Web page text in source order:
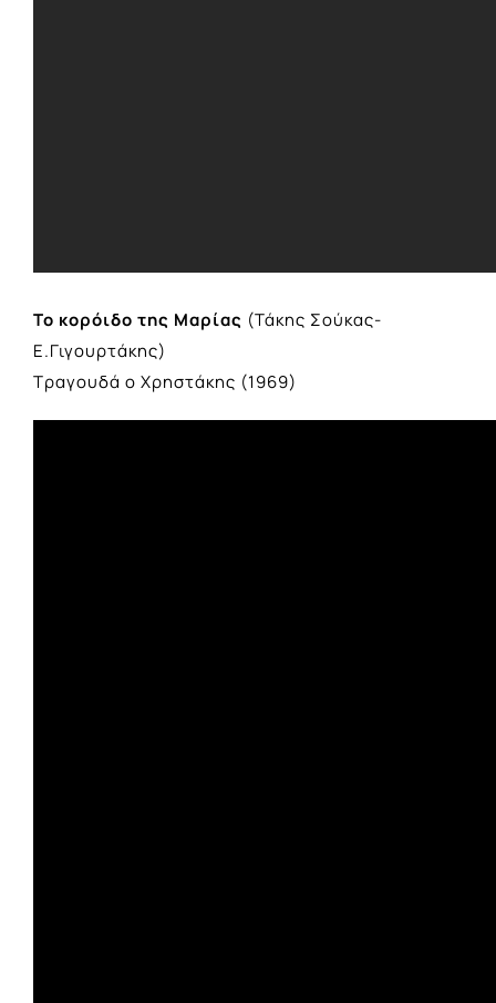
Το κορόιδο της Μαρίας (Τάκης Σούκας-
Ε.Γιγουρτάκης)
Τραγουδά ο Χρηστάκης (1969)